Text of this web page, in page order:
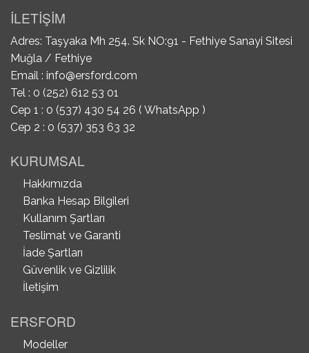
İLETİŞİM
Adres: Taşyaka Mh 254. Sk NO:91 - Fethiye Sanayi Sitesi
Muğla / Fethiye
Email : info@ersford.com
Tel : 0 (252) 612 53 01
Cep 1 : 0 (537) 430 54 26 ( WhatsApp )
Cep 2 : 0 (537) 353 63 32
KURUMSAL
Hakkımızda
Banka Hesap Bilgileri
Kullanım Şartları
Teslimat ve Garanti
İade Şartları
Güvenlik ve Gizlilik
İletişim
ERSFORD
Modeller